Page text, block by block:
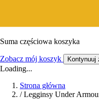
Suma częściowa koszyka
Zobacz mój koszyk Kontynuuj
Loading...
Strona główna
/ Legginsy Under